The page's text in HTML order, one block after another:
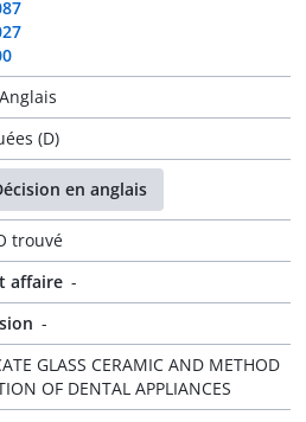
Anglais
(D)
en anglais
trouvé
affaire -
-
GLASS CERAMIC AND METHOD
OF DENTAL APPLIANCES